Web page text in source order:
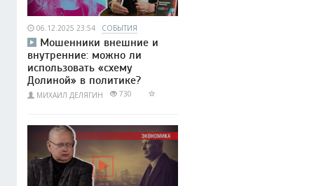
06.12.2025 23:54 СОБЫТИЯ
Мошенники внешние и
внутренние: можно ли
использовать «схему
Долиной» в политике?
МИХАИЛ ДЕЛЯГИН 730